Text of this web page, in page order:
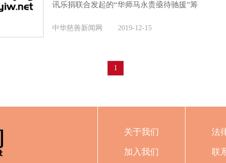
讯乐捐联合发起的“华师马永贵亟待驰援”筹
中华慈善新闻网 2019-12-15
1
关于我们
加入我们
法
联